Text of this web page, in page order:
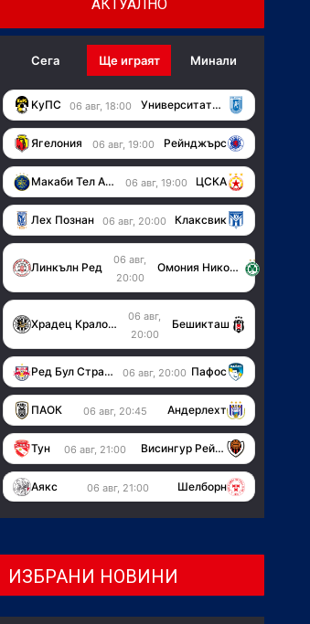
АКТУАЛНО
Сега Ще играят Минали
KуПС 06 авг, 18:00 Университатя (Крайова)
Ягелония 06 авг, 19:00 Рейнджърс
Макаби Тел Авив 06 авг, 19:00 ЦСКА
Лех Познан 06 авг, 20:00 Клаксвик
Линкълн Ред
06 авг,
20:00
Омония Никозия
Храдец Кралове
06 авг,
20:00
Бешикташ
Ред Бул Страсбург 06 авг, 20:00 Пафос
ПАОК 06 авг, 20:45 Андерлехт
Тун 06 авг, 21:00 Висингур Рейкявик
Аякс 06 авг, 21:00 Шелборн
ИЗБРАНИ НОВИНИ